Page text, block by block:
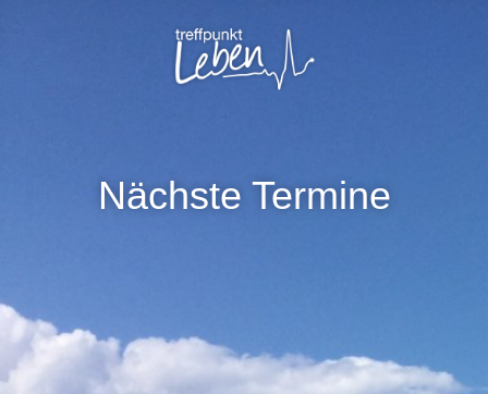
Nächste Termine